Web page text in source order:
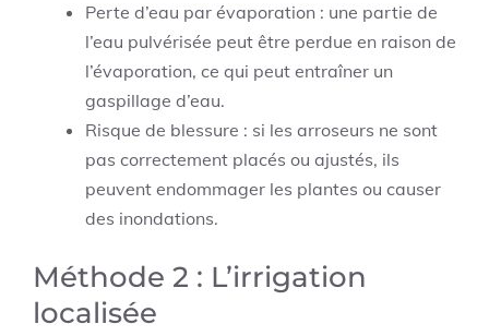
Perte d’eau par évaporation : une partie de
l’eau pulvérisée peut être perdue en raison de
l’évaporation, ce qui peut entraîner un
gaspillage d’eau.
Risque de blessure : si les arroseurs ne sont
pas correctement placés ou ajustés, ils
peuvent endommager les plantes ou causer
des inondations.
Méthode 2 : L’irrigation
localisée